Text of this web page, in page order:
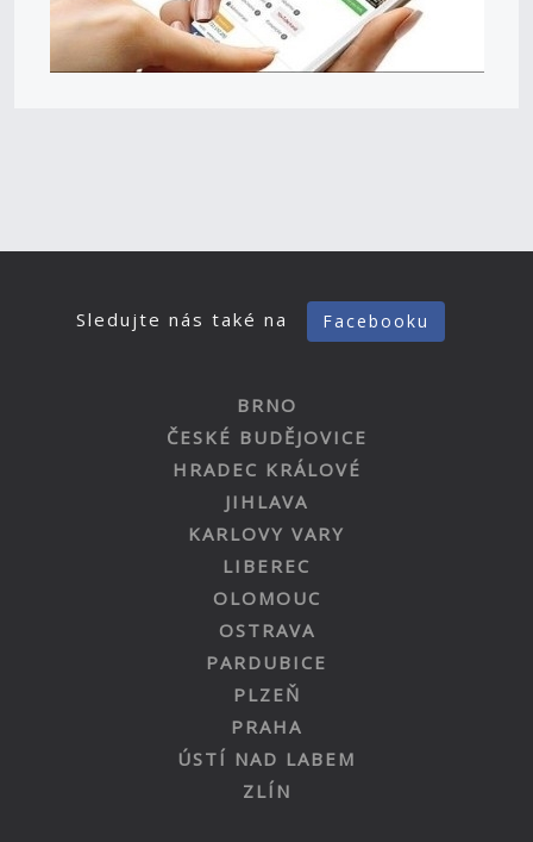
Sledujte nás také na Facebooku
BRNO
ČESKÉ BUDĚJOVICE
HRADEC KRÁLOVÉ
JIHLAVA
KARLOVY VARY
LIBEREC
OLOMOUC
OSTRAVA
PARDUBICE
PLZEŇ
PRAHA
ÚSTÍ NAD LABEM
ZLÍN